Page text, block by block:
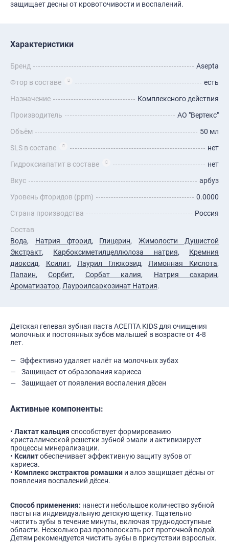
защищает десны от кровоточивости и воспалений.
Характеристики
Бренд
Asepta
Фтор в составе
есть
Назначение
Комплексного действия
Производитель
АО "Вертекс"
Объём
50 мл
SLS в составе
нет
Гидроксиапатит в составе
нет
Вкус
арбуз
Уровень фторидов (ppm)
0.0000
Страна производства
Россия
Состав
Вода, Натрия фторид, Глицерин,Жимолости Душистой
Экстракт, Карбоксиметилцеллюлоза натрия, Кремния
диоксид, Ксилит,Лаурил Глюкозид,Лимонная Кислота,
Папаин,Сорбит, Сорбат калия, Натрия сахарин,
Ароматизатор, Лауроилсаркозинат Натрия.
Детская гелевая зубная паста АСЕПТА KIDS для очищения
молочных и постоянных зубов малышей в возрасте от 4-8
лет.
Эффективно удаляет налёт на молочных зубах
Защищает от образования кариеса
Защищает от появления воспаления дёсен
Активные компоненты:
• Лактат кальция способствует формированию
кристаллической решетки зубной эмали и активизирует
процессы минерализации.
• Ксилитобеспечивает эффективную защиту зубов от
кариеса.
• Комплекс экстрактов ромашки и алоэ защищает дёсны от
появления воспалений дёсен.
Способ применения: нанести небольшое количество зубной
пасты на индивидуальную детскую щетку. Тщательно
чистить зубы в течение минуты, включая труднодоступные
области. Несколько раз прополоскать рот проточной водой.
Детям рекомендуется чистить зубы в присутствии взрослых.